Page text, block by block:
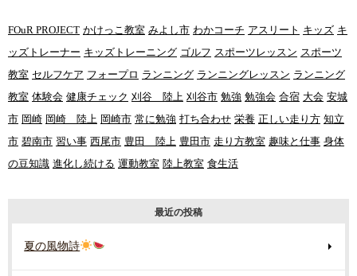
FOuR PROJECT かけっこ教室 みよし市 わかコーチ アスリート キッズ キ
ッズトレーナー キッズトレーニング ゴルフ スポーツレッスン スポーツ
教室 セルフケア フォープロ ランニング ランニングレッスン ランニング
教室 体験会 健康チェック 刈谷 陸上 刈谷市 勉強 勉強会 合宿 大会 安城
市 岡崎 岡崎 陸上 岡崎市 常に勉強 打ち合わせ 栄養 正しい走り方 知立
市 碧南市 習い事 西尾市 豊田 陸上 豊田市 走り方教室 趣味と仕事 身体
の豆知識 進化し続ける 運動教室 陸上教室 食生活
最近の投稿
夏の風物詩